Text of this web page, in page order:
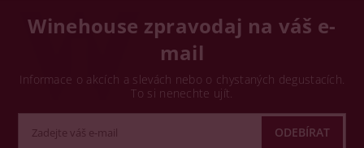
Winehouse zpravodaj na váš e-
mail
Informace o akcích a slevách nebo o chystaných degustacích.
To si nenechte ujít.